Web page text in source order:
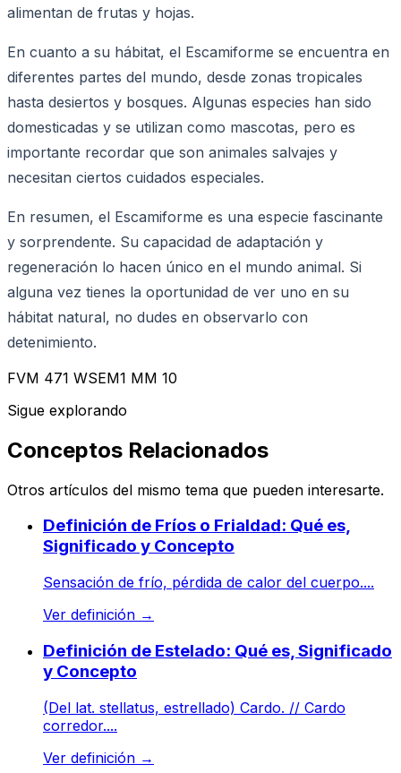
alimentan de frutas y hojas.
En cuanto a su hábitat, el Escamiforme se encuentra en
diferentes partes del mundo, desde zonas tropicales
hasta desiertos y bosques. Algunas especies han sido
domesticadas y se utilizan como mascotas, pero es
importante recordar que son animales salvajes y
necesitan ciertos cuidados especiales.
En resumen, el Escamiforme es una especie fascinante
y sorprendente. Su capacidad de adaptación y
regeneración lo hacen único en el mundo animal. Si
alguna vez tienes la oportunidad de ver uno en su
hábitat natural, no dudes en observarlo con
detenimiento.
FVM 471 WSEM1 MM 10
Sigue explorando
Conceptos Relacionados
Otros artículos del mismo tema que pueden interesarte.
Definición de Fríos o Frialdad: Qué es,
Significado y Concepto
Sensación de frío, pérdida de calor del cuerpo....
Ver definición →
Definición de Estelado: Qué es, Significado
y Concepto
(Del lat. stellatus, estrellado) Cardo. // Cardo
corredor....
Ver definición →